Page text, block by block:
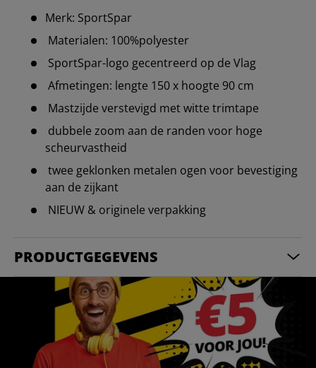
Merk: SportSpar
Materialen: 100%polyester
SportSpar-logo gecentreerd op de Vlag
Afmetingen: lengte 150 x hoogte 90 cm
Mastzijde verstevigd met witte trimtape
dubbele zoom aan de randen voor hoge
scheurvastheid
twee geklonken metalen ogen voor bevestiging
aan de zijkant
NIEUW & originele verpakking
PRODUCTGEGEVENS